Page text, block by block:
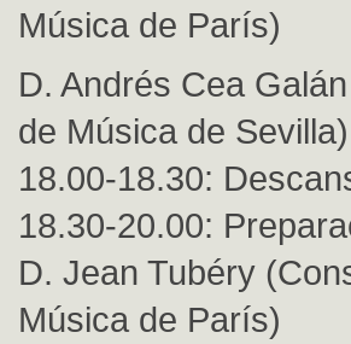
Música de París)
D. Andrés Cea
de Música de Sevilla)
18.00-18.30:
18.30-20.00:
D. Jean Tubéry
Música de París)